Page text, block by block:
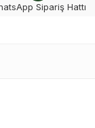
Sipariş Hattı